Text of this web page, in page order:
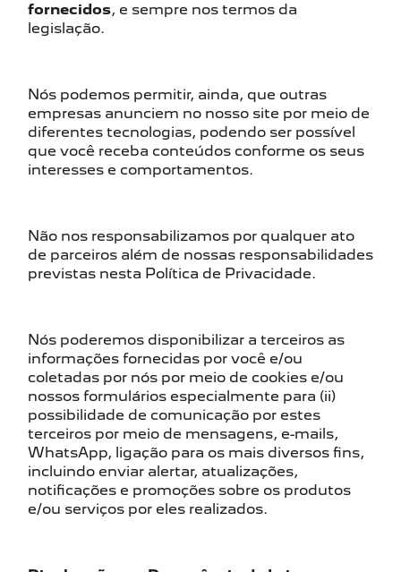
fornecidos, e sempre nos termos da
legislação.
Nós podemos permitir, ainda, que outras
empresas anunciem no nosso site por meio de
diferentes tecnologias, podendo ser possível
que você receba conteúdos conforme os seus
interesses e comportamentos.
Não nos responsabilizamos por qualquer ato
de parceiros além de nossas responsabilidades
previstas nesta Política de Privacidade.
Nós poderemos disponibilizar a terceiros as
informações fornecidas por você e/ou
coletadas por nós por meio de cookies e/ou
nossos formulários especialmente para (ii)
possibilidade de comunicação por estes
terceiros por meio de mensagens, e-mails,
WhatsApp, ligação para os mais diversos fins,
incluindo enviar alertar, atualizações,
notificações e promoções sobre os produtos
e/ou serviços por eles realizados.